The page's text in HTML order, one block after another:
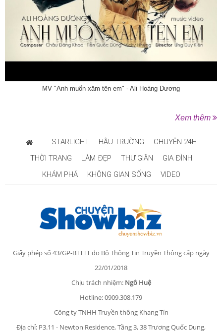
MV "Anh muốn xăm tên em" - Ali Hoàng Dương
Xem thêm
STARLIGHT HẬU TRƯỜNG
CHUYỆN 24H
THỜI TRANG
LÀM ĐẸP THƯ GIÃN
GIA ĐÌNH
KHÁM PHÁ
KHÔNG GIAN SỐNG VIDEO
Giấy phép số 43/GP-BTTTT do Bộ Thông Tin Truyền Thông cấp ngày
22/01/2018
Chịu trách nhiệm: Ngô Huệ
Hotline: 0909.308.179
Công ty TNHH Truyền thông Khang Tín
Địa chỉ: P3.11 - Newton Residence, Tầng 3, 38 Trương Quốc Dung,